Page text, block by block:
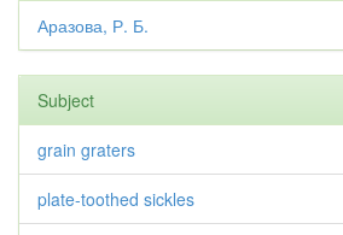
Аразова, Р. Б.
Subject
grain graters
plate-toothed sickles